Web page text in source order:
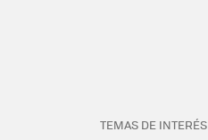
TEMAS DE INTERÉS